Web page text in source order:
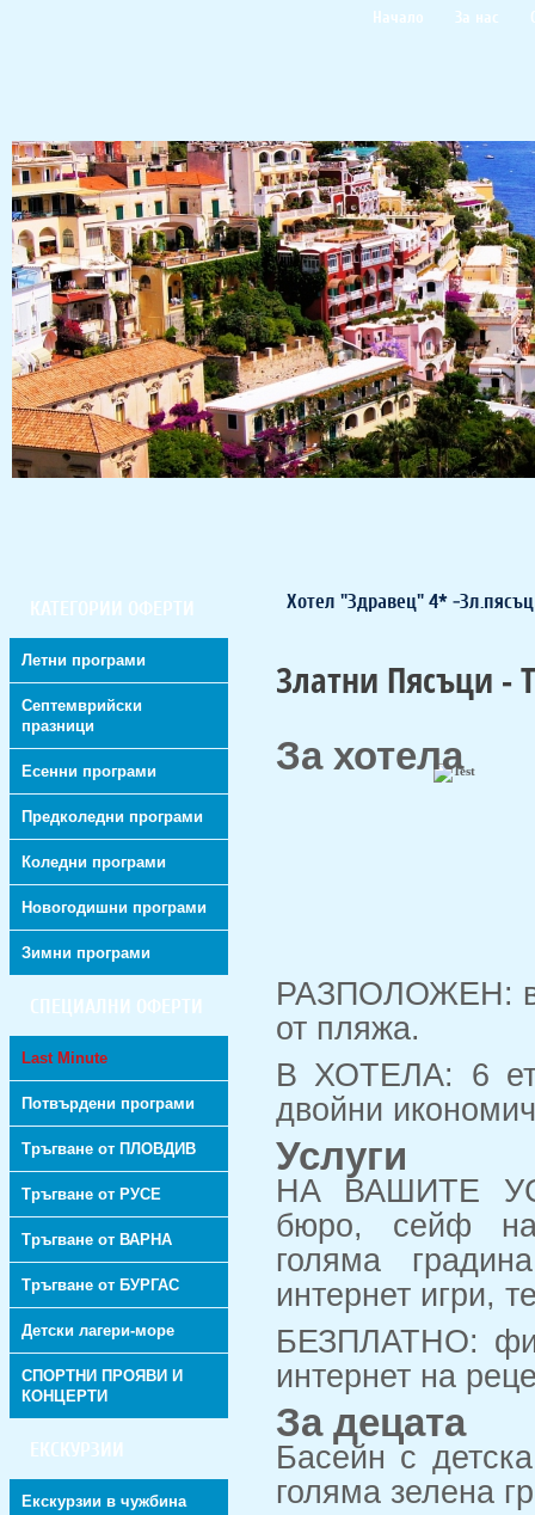
Начало За нас
КАТЕГОРИИ ОФЕРТИ
Летни програми
Септемврийски
празници
Есенни програми
Предколедни програми
Коледни програми
Новогодишни програми
Зимни програми
СПЕЦИАЛНИ ОФЕРТИ
Last Minute
Потвърдени програми
Тръгване от ПЛОВДИВ
Тръгване от РУСЕ
Тръгване от ВАРНА
Тръгване от БУРГАС
Детски лагери-море
СПОРТНИ ПРОЯВИ И
КОНЦЕРТИ
ЕКСКУРЗИИ
Екскурзии в чужбина
Хотел "Здравец" 4* -
Златни Пясъци -
За хотела
РАЗПОЛОЖЕН: в
от пляжа.
В ХОТЕЛА: 6
двойни
Услуги
НА ВАШИТЕ
бюро, сейф на
голяма
интернет игри,
БЕЗПЛАТНО:
интернет на
За децата
Басейн с
голяма зелена